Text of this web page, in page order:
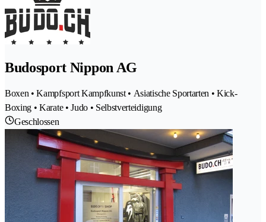
Budosport Nippon AG
Boxen • Kampfsport Kampfkunst • Asiatische Sportarten • Kick-
Boxing • Karate • Judo • Selbstverteidigung
Geschlossen